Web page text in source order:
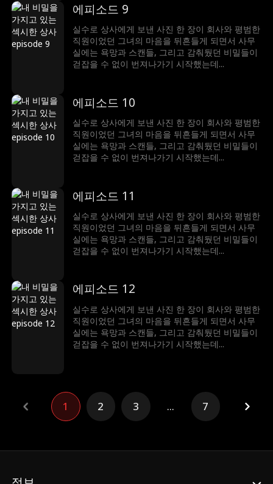
에피소드 9
실수로 상사에게 보낸 사진 한 장이 회사와 평범한
직원이었던 그녀의 마음을 뒤흔들게 되면서 사무
실에는 욕망과 스캔들, 그리고 감춰뒀던 비밀들이
걷잡을 수 없이 번져나가기 시작했는데...
에피소드 10
실수로 상사에게 보낸 사진 한 장이 회사와 평범한
직원이었던 그녀의 마음을 뒤흔들게 되면서 사무
실에는 욕망과 스캔들, 그리고 감춰뒀던 비밀들이
걷잡을 수 없이 번져나가기 시작했는데...
에피소드 11
실수로 상사에게 보낸 사진 한 장이 회사와 평범한
직원이었던 그녀의 마음을 뒤흔들게 되면서 사무
실에는 욕망과 스캔들, 그리고 감춰뒀던 비밀들이
걷잡을 수 없이 번져나가기 시작했는데...
에피소드 12
실수로 상사에게 보낸 사진 한 장이 회사와 평범한
직원이었던 그녀의 마음을 뒤흔들게 되면서 사무
실에는 욕망과 스캔들, 그리고 감춰뒀던 비밀들이
걷잡을 수 없이 번져나가기 시작했는데...
1 2 3 ... 7